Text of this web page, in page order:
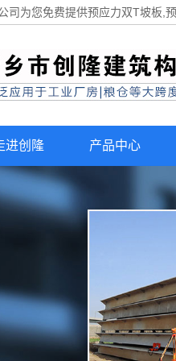
司为您免费提供预应力双T坡板 ,
进创隆 产品中心